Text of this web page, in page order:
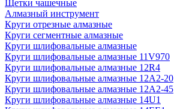
Щетки чашечные
Алмазный инструмент
Круги отрезные алмазные
Круги сегментные алмазные
Круги шлифовальные алмазные
Круги шлифовальные алмазные 11V970
Круги шлифовальные алмазные 12R4
Круги шлифовальные алмазные 12А2-20
Круги шлифовальные алмазные 12А2-45
Круги шлифовальные алмазные 14U1